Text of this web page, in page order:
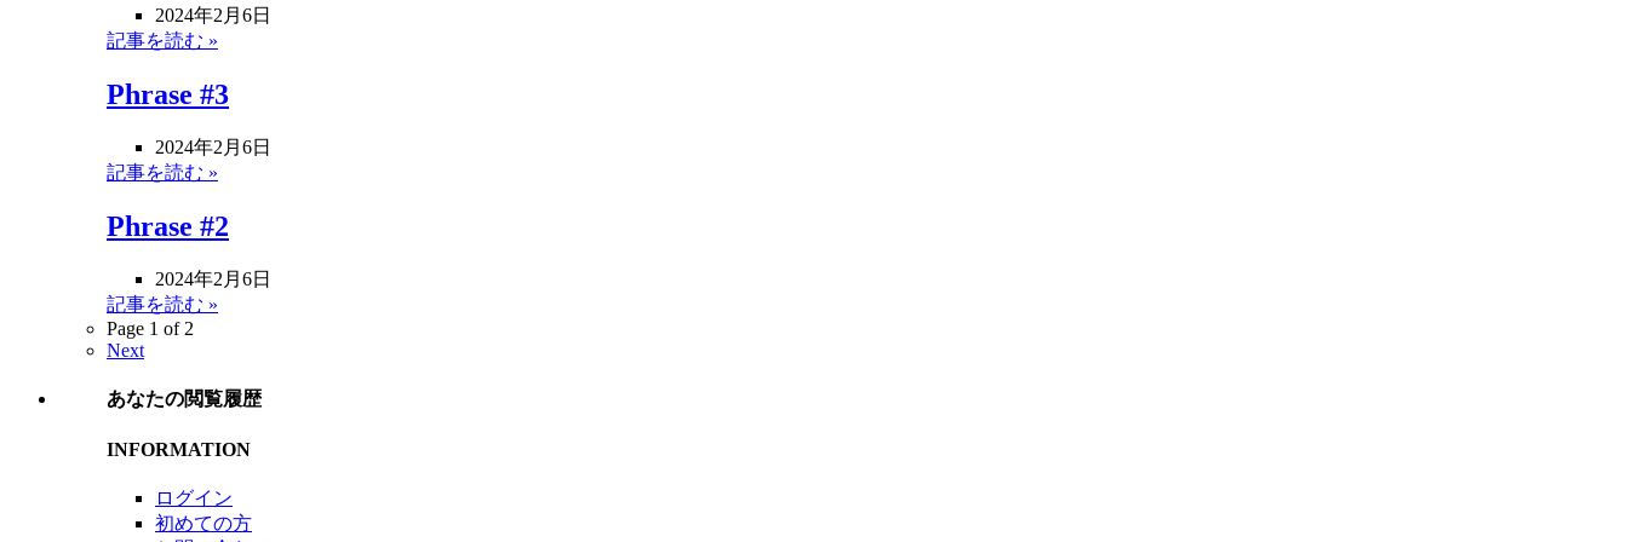
2024年2月6日
記事を読む »
Phrase #3
2024年2月6日
記事を読む »
Phrase #2
2024年2月6日
記事を読む »
Page 1 of 2
Next
あなたの閲覧履歴
INFORMATION
ログイン
初めての方